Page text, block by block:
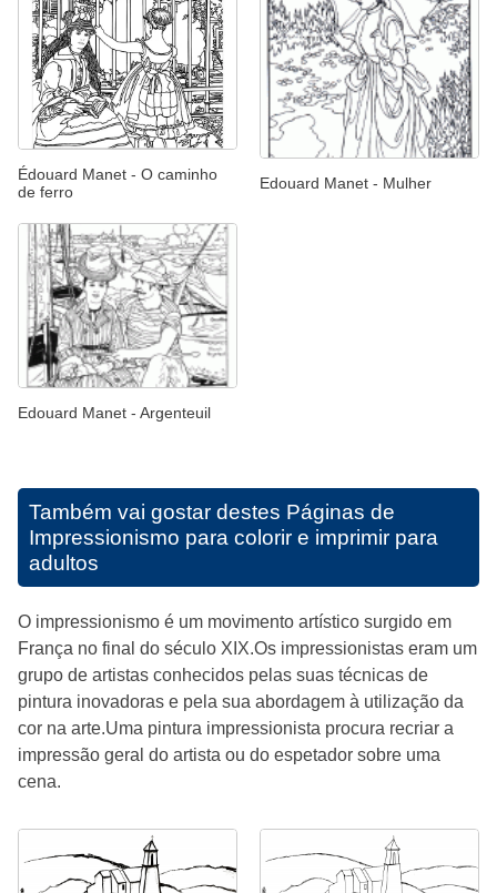
Édouard Manet - O caminho
de ferro
Edouard Manet - Mulher
Edouard Manet - Argenteuil
Também vai gostar destes Páginas de
Impressionismo para colorir e imprimir para
adultos
O impressionismo é um movimento artístico surgido em
França no final do século XIX.Os impressionistas eram um
grupo de artistas conhecidos pelas suas técnicas de
pintura inovadoras e pela sua abordagem à utilização da
cor na arte.Uma pintura impressionista procura recriar a
impressão geral do artista ou do espetador sobre uma
cena.